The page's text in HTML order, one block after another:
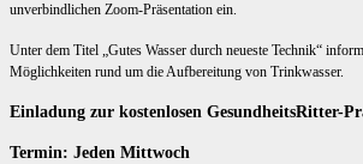
unverbindlichen Zoom-Präsentation ein.
Unter dem Titel „Gutes Wasser durch neueste Technik“
Möglichkeiten rund um die Aufbereitung von Trinkwasser.
Einladung zur kostenlosen GesundheitsRitter-
Termin: Jeden Mittwoch